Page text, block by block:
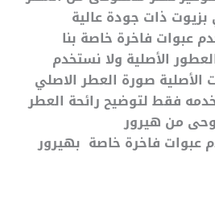
بزيوت ذات جودة عالية
عبوات فاخرة خاصة بنا
الأصلية ولا نستخدم
الأصلية صورة العطر الاصلي
فقط لتوضيح رائحة العطر
من هيرور
عبوات فاخرة خاصة بهيرور